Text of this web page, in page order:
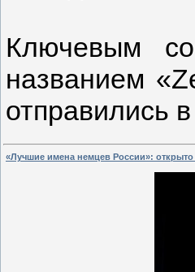
Ключевым
названием
отправились
«Лучшие имена немцев России»: открыто